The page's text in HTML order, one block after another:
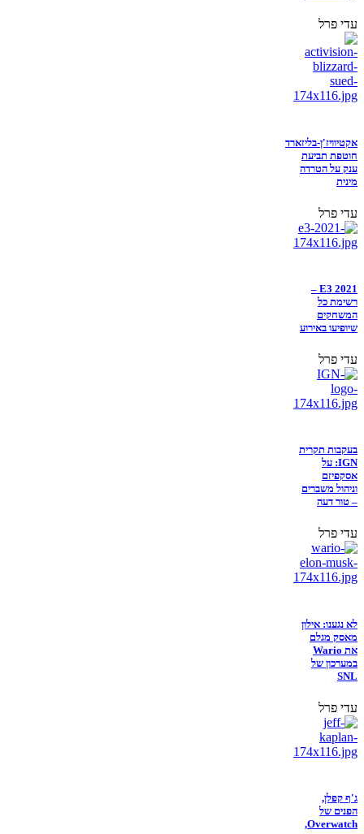
עדי פרל
אקטיוויז'ן-בליזארד
חוטפת תביעת
ענק על הטרדה
מינית
עדי פרל
E3 2021 –
רשימת כל
המשחקים
שיופיעו באירוע
עדי פרל
בעקבות תקרית
IGN: על
אסקפיזם
וניהול משברים
– טור דעה
עדי פרל
לא נגענו: אילון
מאסק מגלם
את Wario
במערכון של
SNL
עדי פרל
ג'ף קפלן,
הפנים של
Overwatch,